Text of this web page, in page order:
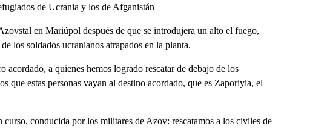
de Ucrania y los de Afganistán
en Mariúpol después de que se introdujera un alto el fuego,
los soldados ucranianos atrapados en la planta.
a quienes hemos logrado rescatar de debajo de los
que estas personas vayan al destino acordado, que es Zaporiyia, el
curso, conducida por los militares de Azov: rescatamos a los civiles de